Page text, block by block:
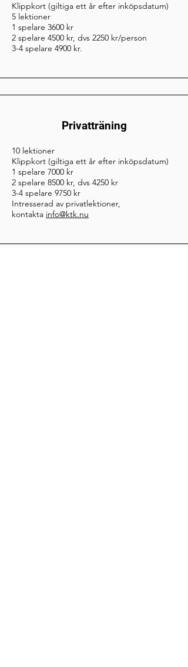
Klippkort (giltiga ett år efter inköpsdatum)
5 lektioner
1 spelare 3600 kr
2 spelare 4500 kr, dvs 2250 kr/person
3-4 spelare 4900 kr.
Privatträning
10 lektioner
Klippkort (giltiga ett år efter inköpsdatum)
1 spelare 7000 kr
2 spelare 8500 kr, dvs 4250 kr
3-4 spelare 9750 kr
Intresserad av privatlektioner,
kontakta info@ktk.nu